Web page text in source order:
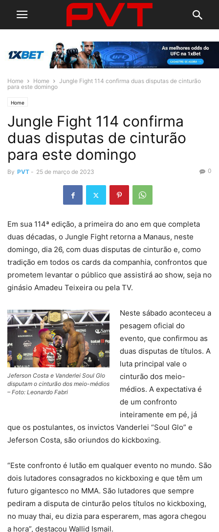
Home Home
Jungle Fight 114 confirma duas disputas de cinturão
para este domingo
Home
Jungle Fight 114 confirma
duas disputas de cinturão
para este domingo
By PVT - 25 de março de 2023 0
Em sua 114ª edição, a primeira do ano em que completa
duas décadas, o Jungle Fight retorna a Manaus, neste
domingo, dia 26, com duas disputas de cinturão e, como
tradição em todos os cards da companhia, confrontos que
prometem levantar o público que assistirá ao show, seja no
ginásio Amadeu Teixeira ou pela TV.
Jeferson Costa e Vanderlei Soul Glo
disputam o cinturão dos meio-médios
– Foto: Leonardo Fabri
Neste sábado aconteceu a
pesagem oficial do
evento, que confirmou as
duas disputas de títulos. A
luta principal vale o
cinturão dos meio-
médios. A expectativa é
de um confronto
inteiramente em pé, já
que os postulantes, os invictos Vanderlei “Soul Glo” e
Jeferson Costa, são oriundos do kickboxing.
“Este confronto é lutão em qualquer evento no mundo. São
dois lutadores consagrados no kickboxing e que têm um
futuro gigantesco no MMA. São lutadores que sempre
pediram a disputa de cinturão pelos títulos no kickboxing,
no muay thai, eu dizia para esperarem, mas agora chegou
a hora”, destacou Wallid Ismail.